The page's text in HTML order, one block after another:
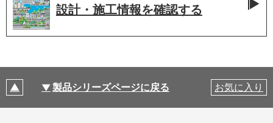
設計・施工情報を確認する
製品シリーズページに戻る お気に入り